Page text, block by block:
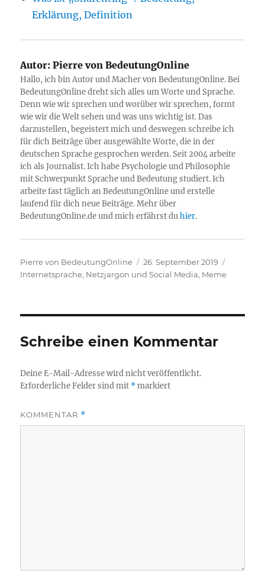
Erklärung, Definition
Autor: Pierre von BedeutungOnline
Hallo, ich bin Autor und Macher von BedeutungOnline. Bei
BedeutungOnline dreht sich alles um Worte und Sprache.
Denn wie wir sprechen und worüber wir sprechen, formt
wie wir die Welt sehen und was uns wichtig ist. Das
darzustellen, begeistert mich und deswegen schreibe ich
für dich Beiträge über ausgewählte Worte, die in der
deutschen Sprache gesprochen werden. Seit 2004 arbeite
ich als Journalist. Ich habe Psychologie und Philosophie
mit Schwerpunkt Sprache und Bedeutung studiert. Ich
arbeite fast täglich an BedeutungOnline und erstelle
laufend für dich neue Beiträge. Mehr über
BedeutungOnline.de und mich erfährst duhier.
Autor
Pierre von BedeutungOnline
Veröffentlicht
am
26. September 2019
Internetsprache, Netzjargon und Social Media Meme
Schreibe einen Kommentar
Deine E-Mail-Adresse wird nicht veröffentlicht.
Erforderliche Felder sind mit *markiert
KOMMENTAR *